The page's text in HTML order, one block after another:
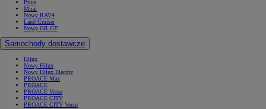
Prius
Mirai
Nowy RAV4
Land Cruiser
Nowy GR GT
Samochody dostawcze
Hilux
Nowy Hilux
Nowy Hilux Electric
PROACE Max
PROACE
PROACE Verso
PROACE CITY
PROACE CITY Verso